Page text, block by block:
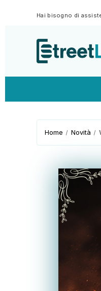
Hai bisogno di
Home Novità